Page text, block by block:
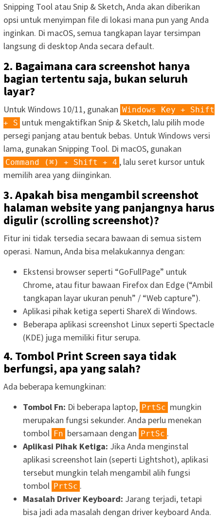
Snipping Tool atau Snip & Sketch, Anda akan diberikan
opsi untuk menyimpan file di lokasi mana pun yang Anda
inginkan. Di macOS, semua tangkapan layar tersimpan
langsung di desktop Anda secara default.
2. Bagaimana cara screenshot hanya
bagian tertentu saja, bukan seluruh
layar?
Untuk Windows 10/11, gunakan Windows Key + Shift
+ S untuk mengaktifkan Snip & Sketch, lalu pilih mode
persegi panjang atau bentuk bebas. Untuk Windows versi
lama, gunakan Snipping Tool. Di macOS, gunakan
Command (⌘) + Shift + 4 , lalu seret kursor untuk
memilih area yang diinginkan.
3. Apakah bisa mengambil screenshot
halaman website yang panjangnya harus
digulir (scrolling screenshot)?
Fitur ini tidak tersedia secara bawaan di semua sistem
operasi. Namun, Anda bisa melakukannya dengan:
Ekstensi browser seperti “GoFullPage” untuk
Chrome, atau fitur bawaan Firefox dan Edge (“Ambil
tangkapan layar ukuran penuh” / “Web capture”).
Aplikasi pihak ketiga seperti ShareX di Windows.
Beberapa aplikasi screenshot Linux seperti Spectacle
(KDE) juga memiliki fitur serupa.
4. Tombol Print Screen saya tidak
berfungsi, apa yang salah?
Ada beberapa kemungkinan:
Tombol Fn: Di beberapa laptop, PrtSc mungkin
merupakan fungsi sekunder. Anda perlu menekan
tombol Fn bersamaan dengan PrtSc .
Aplikasi Pihak Ketiga: Jika Anda menginstal
aplikasi screenshot lain (seperti Lightshot), aplikasi
tersebut mungkin telah mengambil alih fungsi
tombol PrtSc .
Masalah Driver Keyboard: Jarang terjadi, tetapi
bisa jadi ada masalah dengan driver keyboard Anda.